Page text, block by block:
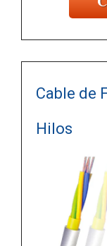
Cable de
Hilos